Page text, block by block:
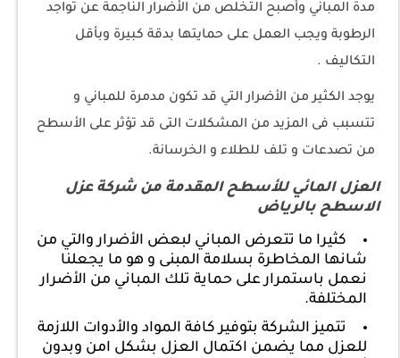
مدة المباني وأصبح التخلص من الأضرار الناجمة عن تواجد
الرطوبة ويجب العمل على حمايتها بدقة كبيرة وبأقل
التكاليف .
يوجد الكثير من الأضرار التي قد تكون مدمرة للمباني و
تتسبب فى المزيد من المشكلات التى قد تؤثر على الأسطح
من تصدعات و تلف للطلاء و الخرسانة.
العزل المائي للأسطح المقدمة من شركة عزل
الاسطح بالرياض
كثيرا ما تتعرض المباني لبعض الأضرار والتي من
شانها المخاطرة بسلامة المبنى و هو ما يجعلنا
نعمل باستمرار على حماية تلك المباني من الأضرار
المختلفة.
تتميز الشركة بتوفير كافة المواد والأدوات اللازمة
للعزل مما يضمن اكتمال العزل بشكل امن وبدون